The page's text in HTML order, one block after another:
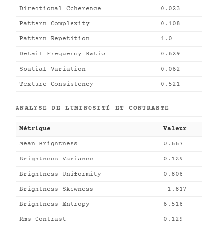
Directional Coherence 0.023
Pattern Complexity 0.108
Pattern Repetition 1.0
Detail Frequency Ratio 0.629
Spatial Variation 0.062
Texture Consistency 0.521
ANALYSE DE LUMINOSITÉ ET CONTRASTE
Métrique Valeur
Mean Brightness 0.667
Brightness Variance 0.129
Brightness Uniformity 0.806
Brightness Skewness -1.817
Brightness Entropy 6.516
Rms Contrast 0.129